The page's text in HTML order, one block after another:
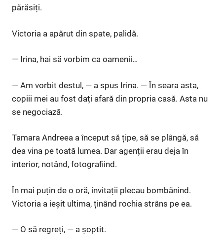
părăsiți.
Victoria a apărut din spate, palidă.
— Irina, hai să vorbim ca oamenii…
— Am vorbit destul, — a spus Irina. — În seara asta,
copiii mei au fost dați afară din propria casă. Asta nu
se negociază.
Tamara Andreea a început să țipe, să se plângă, să
dea vina pe toată lumea. Dar agenții erau deja în
interior, notând, fotografiind.
În mai puțin de o oră, invitații plecau bombănind.
Victoria a ieșit ultima, ținând rochia strâns pe ea.
— O să regreți, — a șoptit.